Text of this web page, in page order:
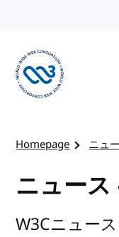
Homepage ニュ
ニュー
W3Cニュース